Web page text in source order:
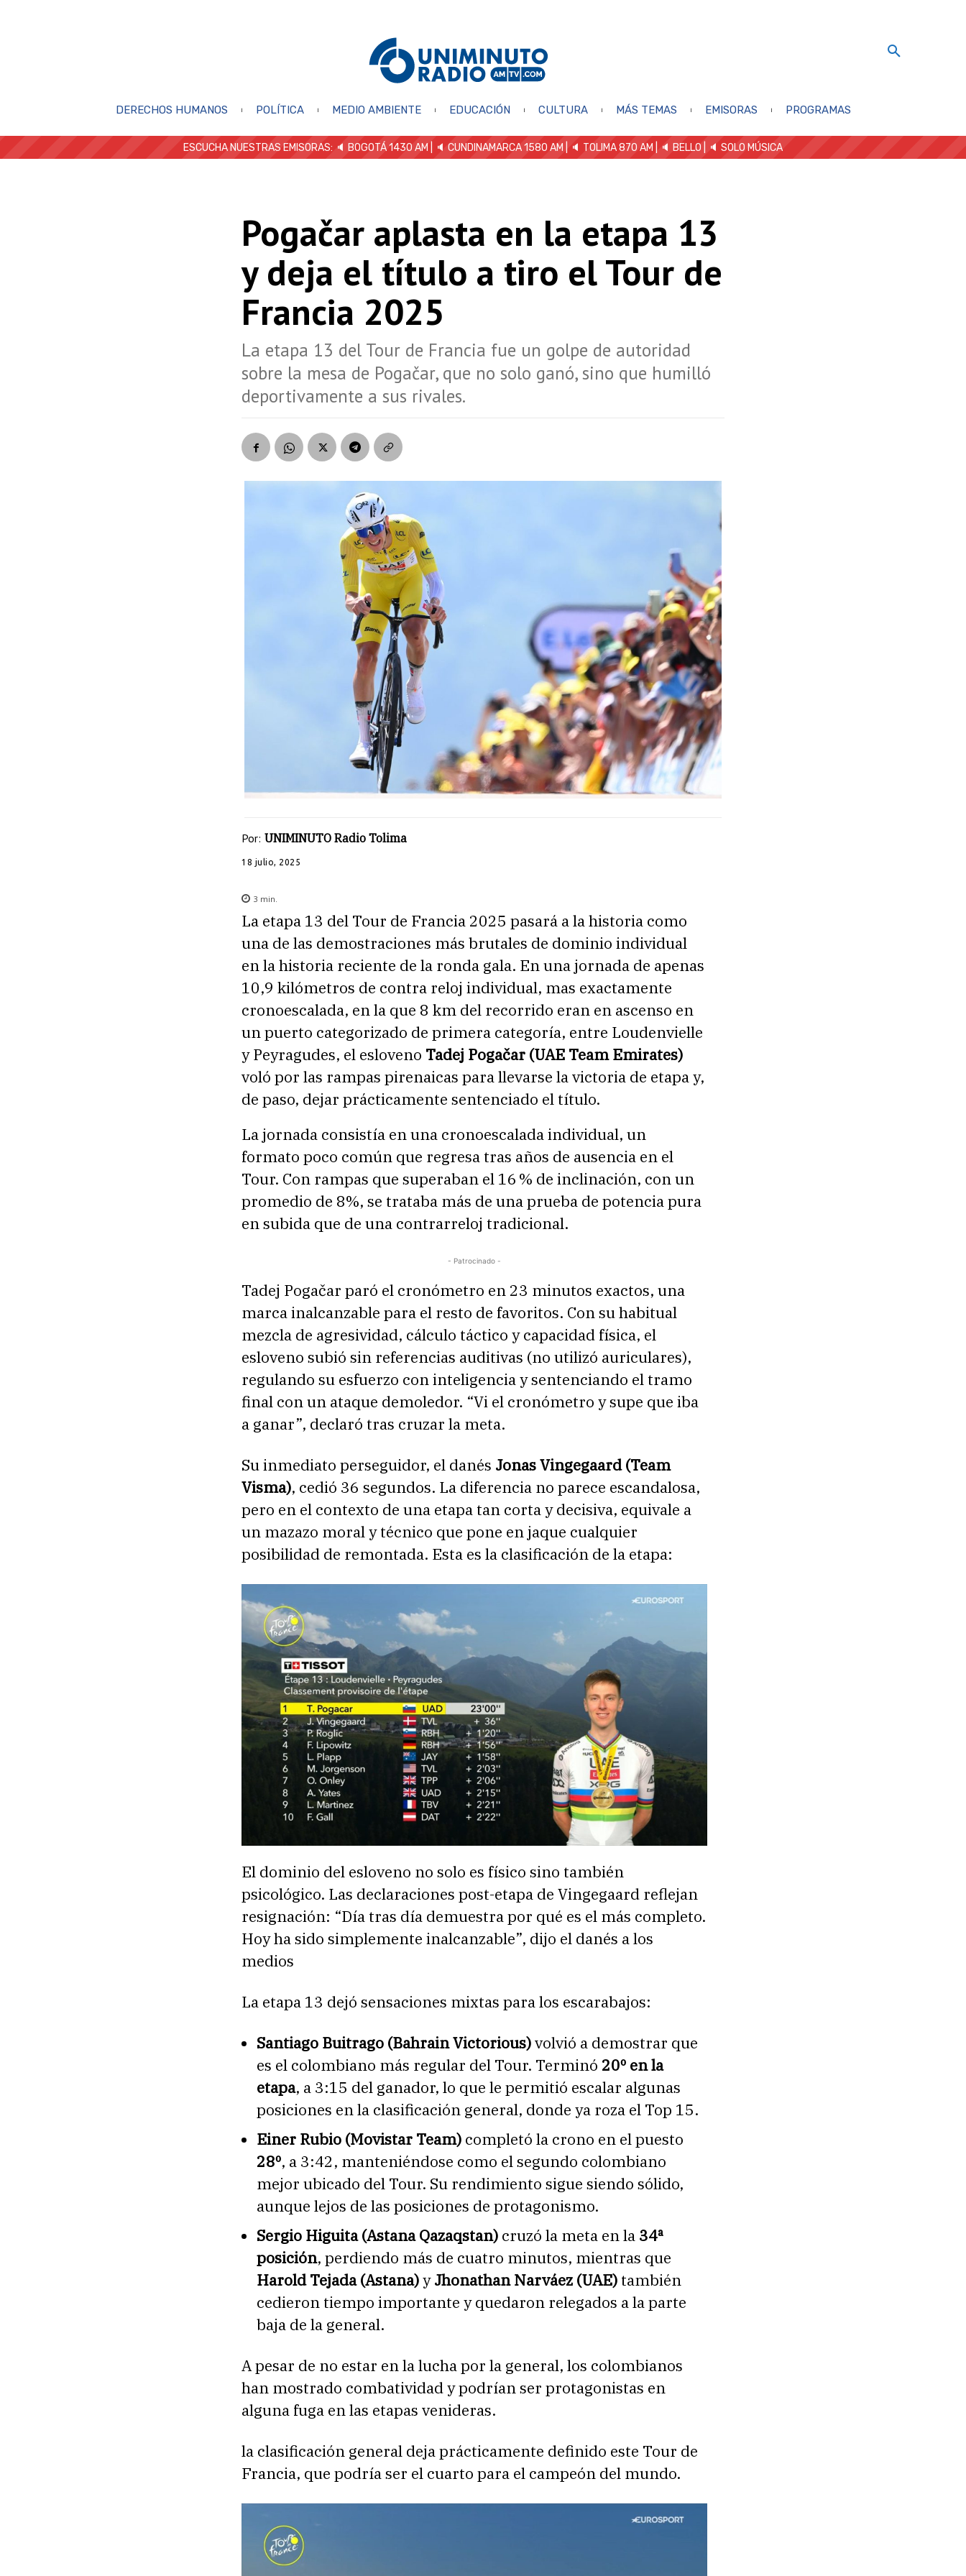
DERECHOS HUMANOS POLÍTICA MEDIO AMBIENTE EDUCACIÓN CULTURA MÁS TEMAS EMISORAS PROGRAMAS
ESCUCHA NUESTRAS EMISORAS: 🔈 BOGOTÁ 1430 AM | 🔈 CUNDINAMARCA 1580 AM | 🔈 TOLIMA 870 AM | 🔈 BELLO 🔈 SOLO MÚSICA
Pogačar aplasta en la etapa 13
y deja el título a tiro el Tour de
Francia 2025
La etapa 13 del Tour de Francia fue un golpe de autoridad
sobre la mesa de Pogačar, que no solo ganó, sino que humilló
deportivamente a sus rivales.
Por: UNIMINUTO Radio Tolima
18 julio, 2025
3 min.
La etapa 13 del Tour de Francia 2025 pasará a la historia como
una de las demostraciones más brutales de dominio individual
en la historia reciente de la ronda gala. En una jornada de apenas
10,9 kilómetros de contra reloj individual, mas exactamente
cronoescalada, en la que 8 km del recorrido eran en ascenso en
un puerto categorizado de primera categoría, entre Loudenvielle
y Peyragudes, el esloveno Tadej Pogačar (UAE Team Emirates)
voló por las rampas pirenaicas para llevarse la victoria de etapa y,
de paso, dejar prácticamente sentenciado el título.
La jornada consistía en una cronoescalada individual, un
formato poco común que regresa tras años de ausencia en el
Tour. Con rampas que superaban el 16 % de inclinación, con un
promedio de 8%, se trataba más de una prueba de potencia pura
en subida que de una contrarreloj tradicional.
- Patrocinado -
Tadej Pogačar paró el cronómetro en 23 minutos exactos, una
marca inalcanzable para el resto de favoritos. Con su habitual
mezcla de agresividad, cálculo táctico y capacidad física, el
esloveno subió sin referencias auditivas (no utilizó auriculares),
regulando su esfuerzo con inteligencia y sentenciando el tramo
final con un ataque demoledor. “Vi el cronómetro y supe que iba
a ganar”, declaró tras cruzar la meta.
Su inmediato perseguidor, el danés Jonas Vingegaard (Team
Visma), cedió 36 segundos. La diferencia no parece escandalosa,
pero en el contexto de una etapa tan corta y decisiva, equivale a
un mazazo moral y técnico que pone en jaque cualquier
posibilidad de remontada. Esta es la clasificación de la etapa:
El dominio del esloveno no solo es físico sino también
psicológico. Las declaraciones post-etapa de Vingegaard reflejan
resignación: “Día tras día demuestra por qué es el más completo.
Hoy ha sido simplemente inalcanzable”, dijo el danés a los
medios
La etapa 13 dejó sensaciones mixtas para los escarabajos:
Santiago Buitrago (Bahrain Victorious)volvió a demostrar que
es el colombiano más regular del Tour. Terminó 20º en la
etapa, a 3:15 del ganador, lo que le permitió escalar algunas
posiciones en la clasificación general, donde ya roza el Top 15.
Einer Rubio (Movistar Team) completó la crono en el puesto
28º, a 3:42, manteniéndose como el segundo colombiano
mejor ubicado del Tour. Su rendimiento sigue siendo sólido,
aunque lejos de las posiciones de protagonismo.
Sergio Higuita (Astana Qazaqstan) cruzó la meta en la 34ª
posición, perdiendo más de cuatro minutos, mientras que
Harold Tejada (Astana)yJhonathan Narváez (UAE) también
cedieron tiempo importante y quedaron relegados a la parte
baja de la general.
A pesar de no estar en la lucha por la general, los colombianos
han mostrado combatividad y podrían ser protagonistas en
alguna fuga en las etapas venideras.
la clasificación general deja prácticamente definido este Tour de
Francia, que podría ser el cuarto para el campeón del mundo.